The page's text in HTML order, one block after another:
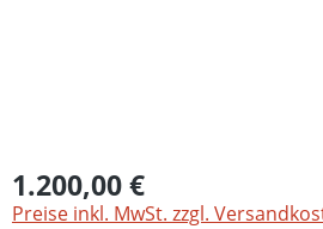
1.200,00 €
Preise inkl. MwSt. zzgl.